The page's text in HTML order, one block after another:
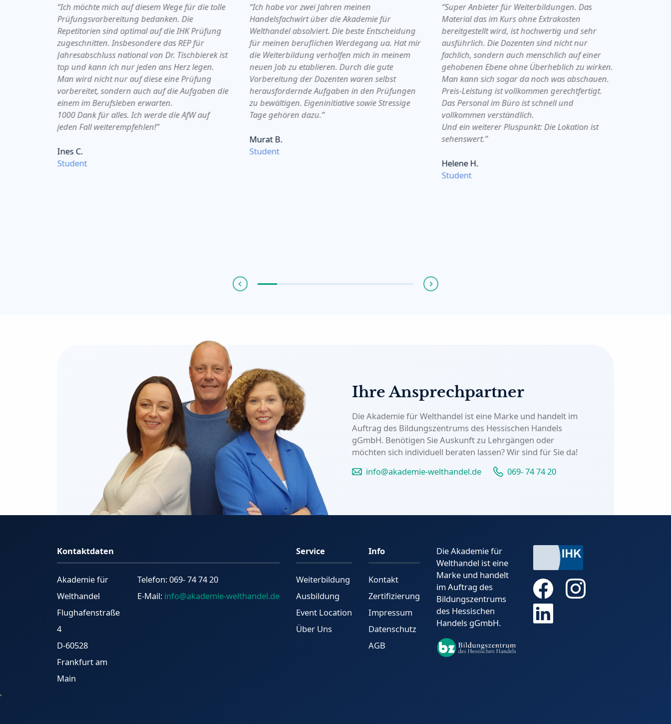
“Ich möchte mich auf diesem Wege für die tolle
Prüfungsvorbereitung bedanken. Die
Repetitorien sind optimal auf die IHK Prüfung
zugeschnitten. Insbesondere das REP für
Jahresabschluss national von Dr. Tischbierek ist
top und kann ich nur jeden ans Herz legen.
Man wird nicht nur auf diese eine Prüfung
vorbereitet, sondern auch auf die Aufgaben die
einem im Berufsleben erwarten.
1000 Dank für alles. Ich werde die AfW auf
jeden Fall weiterempfehlen!”
Ines C.
Student
“Ich habe vor zwei Jahren meinen
Handelsfachwirt über die Akademie für
Welthandel absolviert. Die beste Entscheidung
für meinen beruflichen Werdegang ua. Hat mir
die Weiterbildung verholfen mich in meinem
neuen Job zu etablieren. Durch die gute
Vorbereitung der Dozenten waren selbst
herausfordernde Aufgaben in den Prüfungen
zu bewältigen. Eigeninitiative sowie Stressige
Tage gehören dazu.”
Murat B.
Student
“Super Anbieter für Weiterbildungen. Das
Material das im Kurs ohne Extrakosten
bereitgestellt wird, ist hochwertig und sehr
ausführlich. Die Dozenten sind nicht nur
fachlich, sondern auch menschlich auf einer
gehobenen Ebene ohne Überheblich zu wirken.
Man kann sich sogar da noch was abschauen.
Preis-Leistung ist vollkommen gerechtfertigt.
Das Personal im Büro ist schnell und
vollkommen verständlich.
Und ein weiterer Pluspunkt: Die Lokation ist
sehenswert.”
Helene H.
Student
Ihre Ansprechpartner
Die Akademie für Welthandel ist eine Marke und handelt im
Auftrag des Bildungszentrums des Hessischen Handels
gGmbH. Benötigen Sie Auskunft zu Lehrgängen oder
möchten sich individuell beraten lassen?Wir sind für Sie da!
info@akademie-welthandel.de
069- 74 74 20
Kontaktdaten
Akademie für
Welthandel
Flughafenstraße
4
D-60528
Frankfurt am
Main
Telefon: 069- 74 74 20
E-Mail: info@akademie-welthandel.de
Service
Weiterbildung
Ausbildung
Event Location
Über Uns
Info
Kontakt
Zertifizierung
Impressum
Datenschutz
AGB
Die Akademie für
Welthandel ist eine
Marke und handelt
im Auftrag des
Bildungszentrums
des Hessischen
Handels gGmbH.